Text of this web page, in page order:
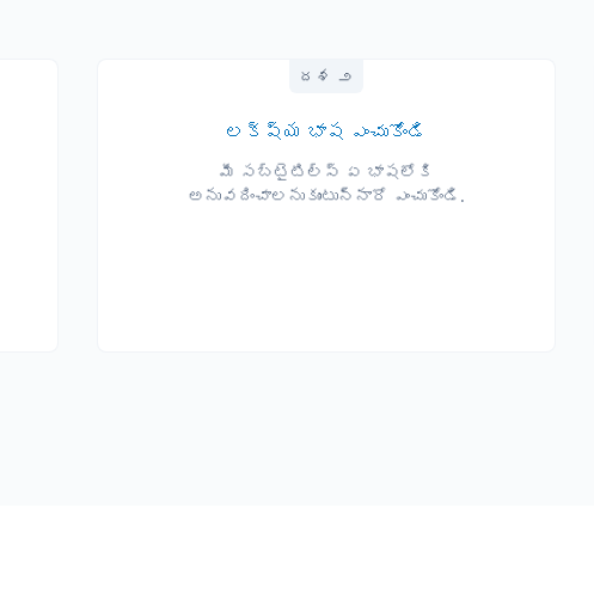
దశ ౨
లక్ష్య భాష ఎంచుకోండి
మీ సబ్‌టైటిల్స్ ఏ భాషలోకి
అనువదించాలనుకుంటున్నారో ఎంచుకోండి.